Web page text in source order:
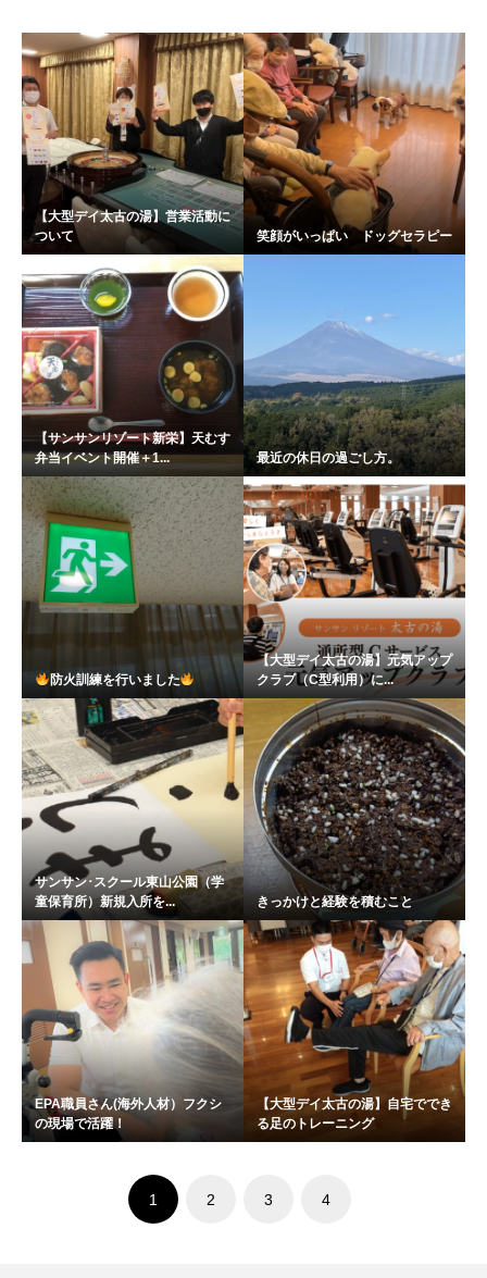
【大型デイ太古の湯】営業活動に
ついて
笑顔がいっぱい ドッグセラピー
【サンサンリゾート新栄】天むす
弁当イベント開催＋1...
最近の休日の過ごし方。
防火訓練を行いました
【大型デイ太古の湯】元気アップ
クラブ（C型利用）に...
サンサン･スクール東山公園（学
童保育所）新規入所を...
きっかけと経験を積むこと
EPA職員さん(海外人材）フクシ
の現場で活躍！
【大型デイ太古の湯】自宅ででき
る足のトレーニング
1 2 3 4